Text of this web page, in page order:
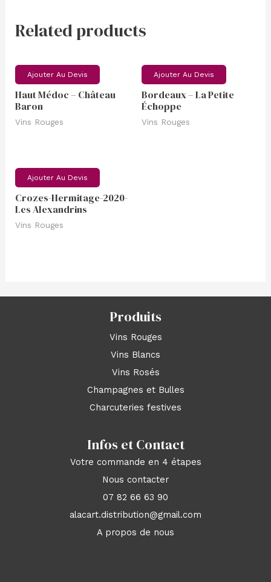
Related products
Ajouter Au Devis
Haut Médoc – Château
Baron
Vins Rouges
Ajouter Au Devis
Bordeaux – La Petite
Échoppe
Vins Rouges
Ajouter Au Devis
Crozes-Hermitage-2020-
Les Alexandrins
Vins Rouges
Produits
Vins Rouges
Vins Blancs
Vins Rosés
Champagnes et Bulles
Charcuteries festives
Infos et Contact
Votre commande en 4 étapes
Nous contacter
07 82 66 63 90
alacart.distribution@gmail.com
A propos de nous